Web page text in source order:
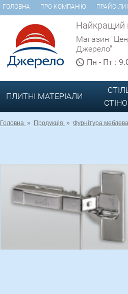
ГОЛОВНА ПРО КОМПАНІЮ ПРАЙС-
Найкращий
Магазин
Джерело"
Пн - Пт :
ПЛИТНІ МАТЕРІАЛИ
Головна » Продукція » Фурнітура меблева